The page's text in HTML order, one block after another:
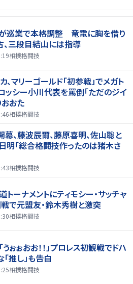
巡業で本格調整 竜電に胸を借り
、三段目結山には指導
相撲格闘技
、マリーゴールド「初参戦」でメガト
シー小川代表を罵倒「ただのジイ
おおた
相撲格闘技
、藤波辰爾、藤原喜明、佐山聡と
明「総合格闘技作ったのは猪木さ
相撲格闘技
トーナメントにティモシー・サッチャ
戦で元盟友・鈴木秀樹と激突
相撲格闘技
ぉぉおお！！」プロレス初観戦でドハ
推し」も告白
相撲格闘技